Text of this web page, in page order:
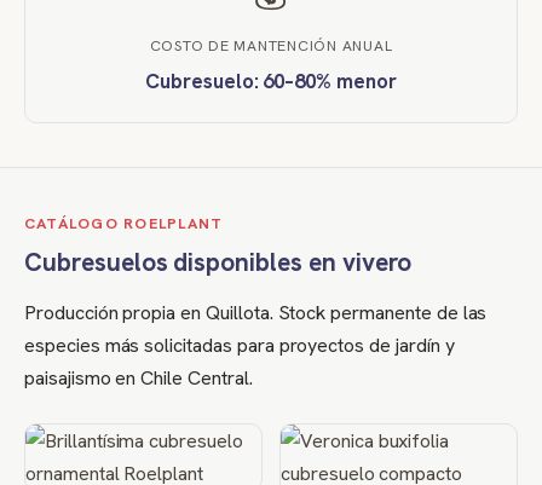
COSTO DE MANTENCIÓN ANUAL
Cubresuelo: 60–80% menor
CATÁLOGO ROELPLANT
Cubresuelos disponibles en vivero
Producción propia en Quillota. Stock permanente de las
especies más solicitadas para proyectos de jardín y
paisajismo en Chile Central.